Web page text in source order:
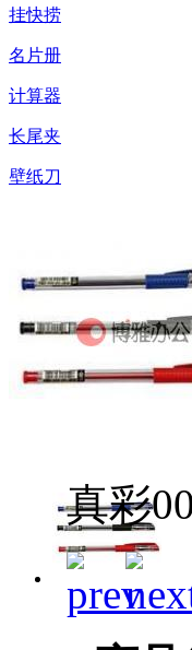
挂快捞
名片册
计算器
长尾夹
壁纸刀
真彩